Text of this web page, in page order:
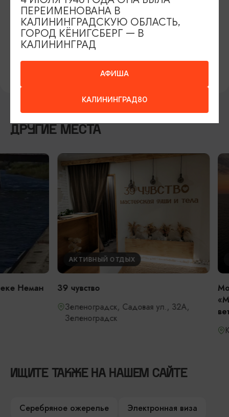
САЙТ
Официальный сайтВКонтакте
ДРУГИЕ МЕСТА
АКТИВНЫЙ ОТДЫХ
39 чувство
Зеленоградск, Садовая ул., 32А,
Зеленоградск
АКТИВНЫЙ
Морская
«Мир»:
ветра»
Калининград
ИЩИТЕ ТАКЖЕ НА НАШЕМ САЙТЕ
Серебряное ожерелье
Электронная виза
АФИША
КАЛИНИНГРАД80
ПЕРЕИМЕНОВАНА В
КАЛИНИНГРАДСКУЮ ОБЛАСТЬ,
ГОРОД КЁНИГСБЕРГ — В
КАЛИНИНГРАД